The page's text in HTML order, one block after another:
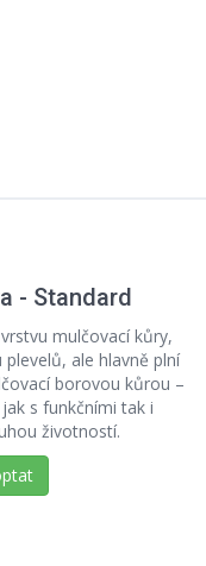
- Standard
mulčovací kůry,
ale hlavně plní
borovou kůrou –
s funkčními tak i
životností.